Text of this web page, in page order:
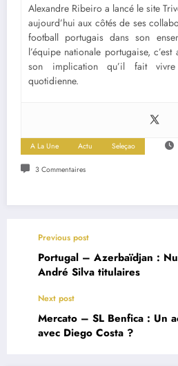
Alexandre Ribeiro a lancé le site
aujourd’hui aux côtés de ses
football portugais dans son
l’équipe nationale portugaise,
son implication qu’il fait
quotidienne.
A La Une Actu Seleçao
3 Commentaires
Previous post
Portugal – Azerbaïdjan :
André Silva titulaires
Next post
Mercato – SL Benfica : Un
avec Diego Costa ?